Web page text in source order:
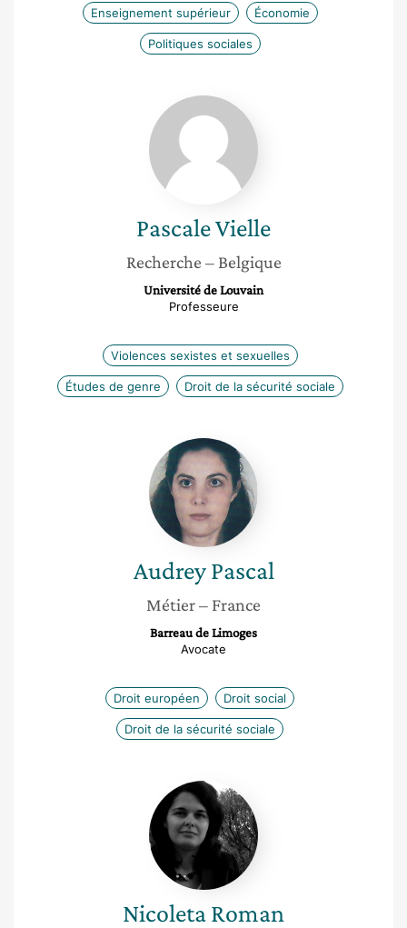
Enseignement supérieur Économie
Politiques sociales
Pascale
Vielle
PascaleVielle
Recherche – Belgique
Université de Louvain
Professeure
Violences sexistes et sexuelles
Études de genre Droit de la sécurité sociale
Audrey
Pascal
Audrey Pascal
Métier– France
Barreau de Limoges
Avocate
Droit européen Droit social
Droit de la sécurité sociale
Nicoleta
Roman
NicoletaRoman